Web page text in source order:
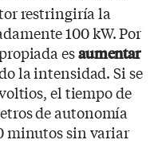
restringiría la
100 kW. Por
esaumentar
la intensidad. Si se
el tiempo de
de autonomía
minutos sin variar